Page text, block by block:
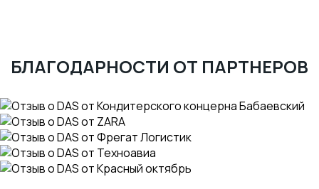
БЛАГОДАРНОСТИ ОТ ПАРТНЕРОВ